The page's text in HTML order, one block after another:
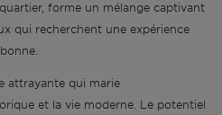
forme un mélange captivant
qui recherchent une expérience
attrayante qui marie
et la vie moderne. Le potentiel